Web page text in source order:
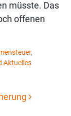
müsste. Das
offenen
,
Aktuelles